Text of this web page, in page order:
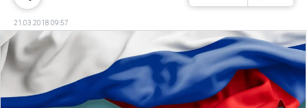
21.03.2018 09:57